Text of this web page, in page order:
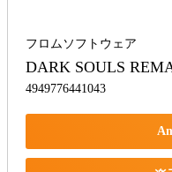
フロムソフトウェア
DARK SOULS
4949776441043